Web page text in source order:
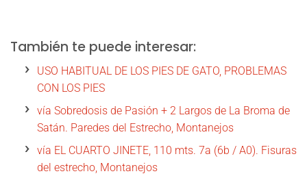
También te puede interesar:
USO HABITUAL DE LOS PIES DE GATO, PROBLEMAS
CON LOS PIES
vía Sobredosis de Pasión + 2 Largos de La Broma de
Satán. Paredes del Estrecho, Montanejos
vía EL CUARTO JINETE, 110 mts. 7a (6b / A0). Fisuras
del estrecho, Montanejos